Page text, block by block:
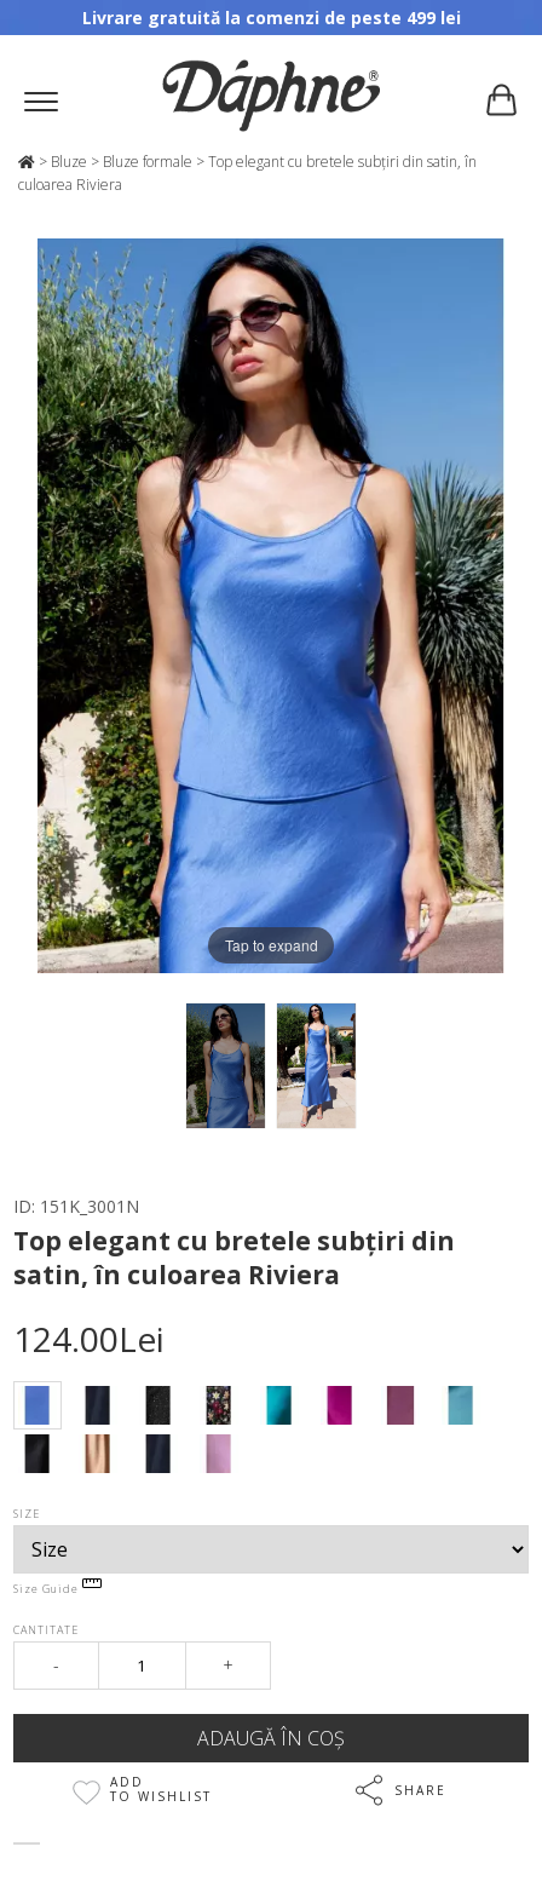
Livrare gratuită la comenzi de peste 499 lei
> Bluze > Bluze formale >Top elegant cu bretele subțiri din satin, în
culoarea Riviera
Tap to expand
ID: 151K_3001N
Top elegant cu bretele subțiri din
satin, în culoarea Riviera
124.00Lei
SIZE
Size Guide
CANTITATE
- +
ADD
TO WISHLIST
SHARE